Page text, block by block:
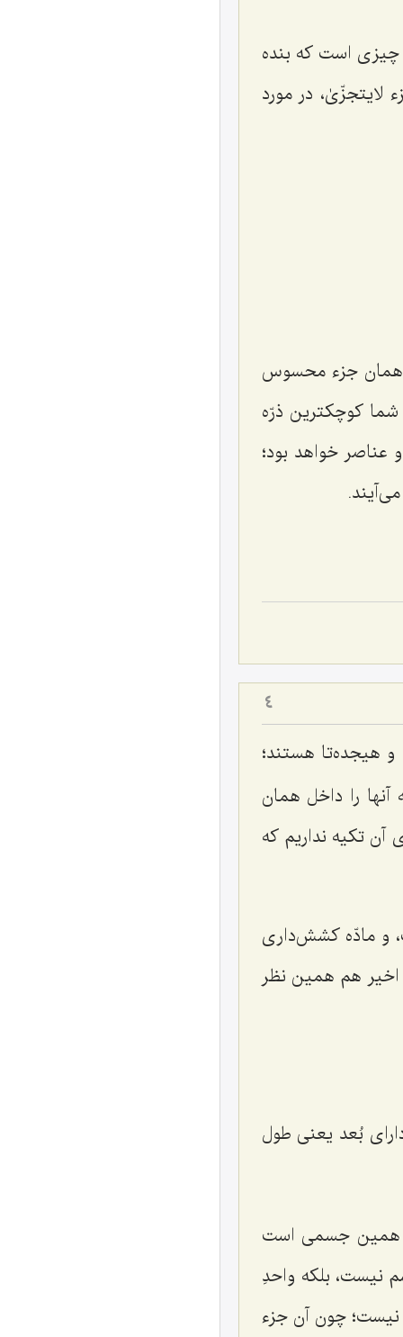
چیزی است که بنده
در مورد
همان جزء محسوس
کوچکترین ذرّه
عناصر خواهد بود؛
4
هیجده‌تا هستند؛
را داخل همان
آن تکیه نداریم که
و مادّه کشش‌داری
هم همین نظر
بُعد یعنی طول
همین جسمی است
نیست، بلکه واحدِ
چون آن جزء